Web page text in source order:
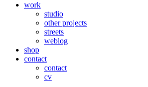
work
studio
other projects
streets
weblog
shop
contact
contact
cv